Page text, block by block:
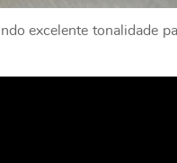
excelente tonalidade